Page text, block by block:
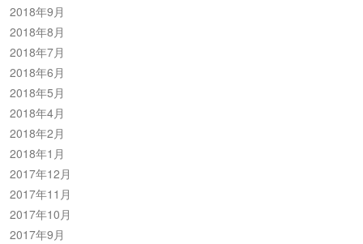
2018年9月
2018年8月
2018年7月
2018年6月
2018年5月
2018年4月
2018年2月
2018年1月
2017年12月
2017年11月
2017年10月
2017年9月